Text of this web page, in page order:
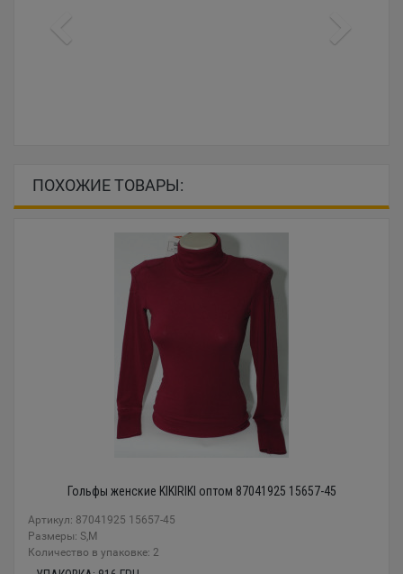
ПОХОЖИЕ ТОВАРЫ:
Гольфы женские KIKIRIKI оптом 87041925 15657-45
Артикул: 87041925 15657-45
Размеры: S,M
Количество в упаковке: 2